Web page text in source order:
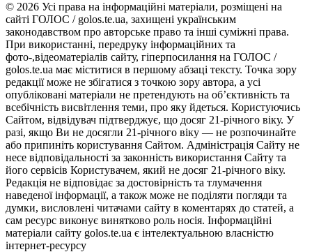
© 2026 Усі права на інформаційні матеріали, розміщені на
сайті ГОЛОС / golos.te.ua, захищені українським
законодавством про авторське право та інші суміжні права.
При використанні, передруку інформаційних та
фото-,відеоматеріалів сайту, гіперпосилання на ГОЛОС /
golos.te.ua має міститися в першому абзаці тексту. Точка зору
редакції може не збігатися з точкою зору автора, а усі
опубліковані матеріали не претендують на об’єктивність та
всебічність висвітлення теми, про яку йдеться. Користуючись
Сайтом, відвідувач підтверджує, що досяг 21-річного віку. У
разі, якщо Ви не досягли 21-річного віку — не розпочинайте
або припиніть користування Сайтом. Адміністрація Сайту не
несе відповідальності за законність використання Сайту та
його сервісів Користувачем, який не досяг 21-річного віку.
Редакція не відповідає за достовірність та тлумачення
наведеної інформації, а також може не поділяти погляди та
думки, висловлені читачами сайту в коментарях до статей, а
сам ресурс виконує винятково роль носія. Інформаційні
матеріали сайту golos.te.ua є інтелектуальною власністю
інтернет-ресурсу